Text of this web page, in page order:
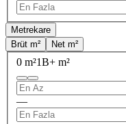
Metrekare
Brüt m²
Net m²
0 m²1B+ m²
—